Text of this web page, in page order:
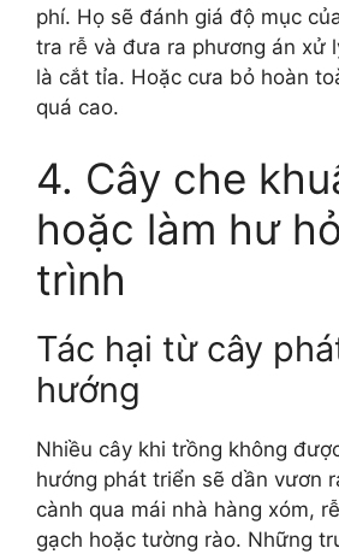
phí. Họ sẽ đánh giá độ mục
tra rễ và đưa ra phương án xử
là cắt tỉa. Hoặc cưa bỏ hoàn
quá cao.
4. Cây che
hoặc làm hư
trình
Tác hại từ cây
hướng
Nhiều cây khi trồng không
hướng phát triển sẽ dần vươn
cành qua mái nhà hàng xóm,
gạch hoặc tường rào. Những